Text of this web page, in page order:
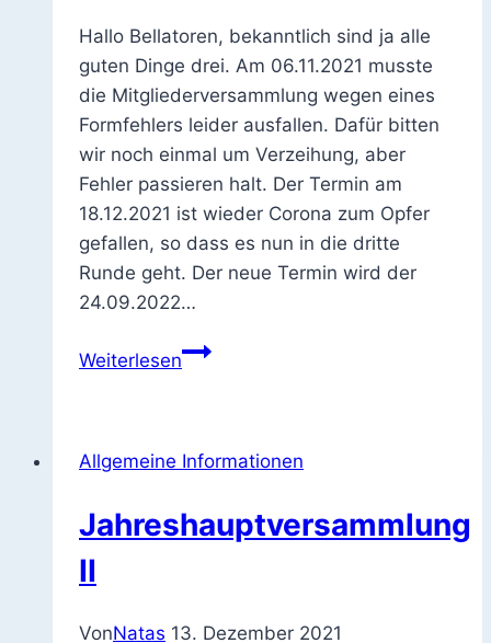
Hallo Bellatoren, bekanntlich sind ja alle
guten Dinge drei. Am 06.11.2021 musste
die Mitgliederversammlung wegen eines
Formfehlers leider ausfallen. Dafür bitten
wir noch einmal um Verzeihung, aber
Fehler passieren halt. Der Termin am
18.12.2021 ist wieder Corona zum Opfer
gefallen, so dass es nun in die dritte
Runde geht. Der neue Termin wird der
24.09.2022…
WeiterlesenMitgliederversammlung
Allgemeine Informationen
Jahreshauptversammlung
II
VonNatas 13. Dezember 2021